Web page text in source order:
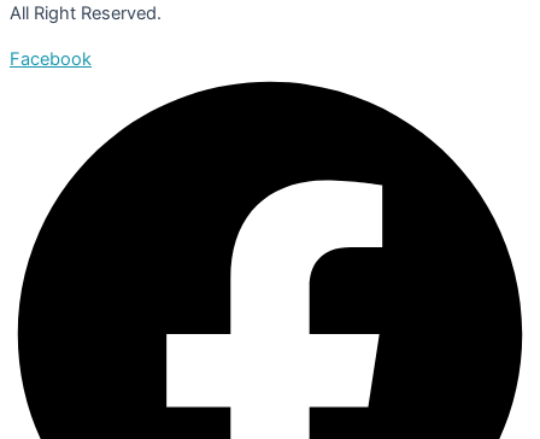
All Right Reserved.
Facebook